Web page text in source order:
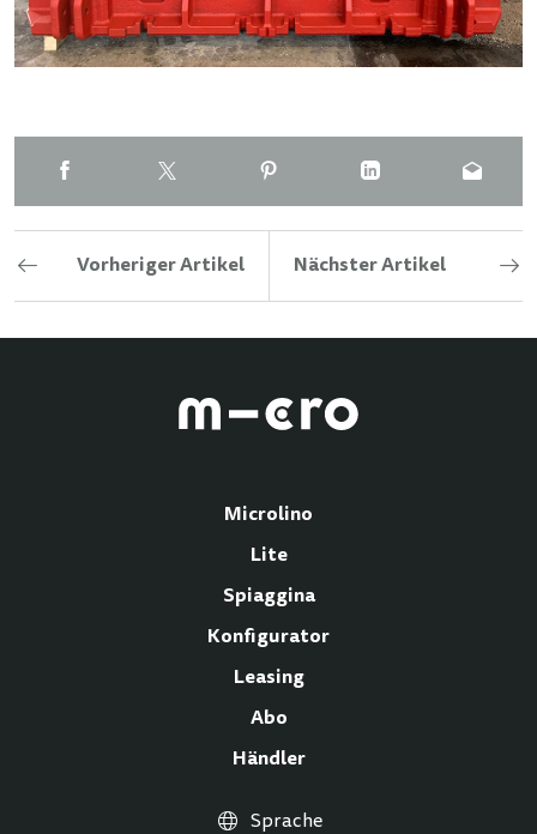
Vorheriger Artikel Nächster Artikel
Microlino
Lite
Spiaggina
Konfigurator
Leasing
Abo
Händler
Sprache